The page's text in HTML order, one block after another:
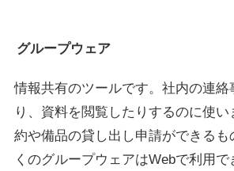
グループウェア
情報共有のツールです。社内の連絡
り、資料を閲覧したりするのに使
約や備品の貸し出し申請ができるも
くのグループウェアはWebで利用